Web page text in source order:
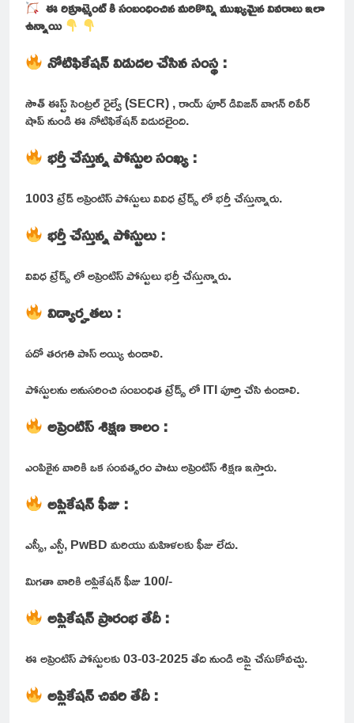
ఈ రిక్రూట్మెంట్ కి సంబంధించిన మరికొన్ని ముఖ్యమైన వివరాలు ఇలా
ఉన్నాయి
నోటిఫికేషన్ విడుదల చేసిన సంస్థ :
సౌత్ ఈస్ట్ సెంట్రల్ రైల్వే (SECR) , రాయ్ పూర్ డివిజన్ వాగన్ రిపేర్
షాప్ నుండి ఈ నోటిఫికేషన్ విడుదలైంది.
భర్తీ చేస్తున్న పోస్టుల సంఖ్య :
1003 ట్రేడ్ అప్రెంటిస్ పోస్టులు వివిధ ట్రేడ్స్ లో భర్తీ చేస్తున్నారు.
భర్తీ చేస్తున్న పోస్టులు :
వివిధ ట్రేడ్స్ లో అప్రెంటిస్ పోస్టులు భర్తీ చేస్తున్నారు.
విద్యార్హతలు :
పదో తరగతి పాస్ అయ్యి ఉండాలి.
పోస్టులను అనుసరించి సంబంధిత ట్రేడ్స్ లో ITI పూర్తి చేసి ఉండాలి.
అప్రెంటిస్ శిక్షణ కాలం :
ఎంపికైన వారికి ఒక సంవత్సరం పాటు అప్రెంటిస్ శిక్షణ ఇస్తారు.
అప్లికేషన్ ఫీజు :
ఎస్సీ, ఎస్టీ, PwBD మరియు మహిళలకు ఫీజు లేదు.
మిగతా వారికి అప్లికేషన్ ఫీజు 100/-
అప్లికేషన్ ప్రారంభ తేదీ :
ఈ అప్రెంటిస్ పోస్టులకు 03-03-2025 తేది నుండి అప్లై చేసుకోవచ్చు.
అప్లికేషన్ చివరి తేదీ :